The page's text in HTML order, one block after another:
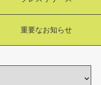
重要なお知らせ